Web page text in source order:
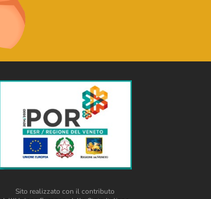
Sito realizzato con il contributo